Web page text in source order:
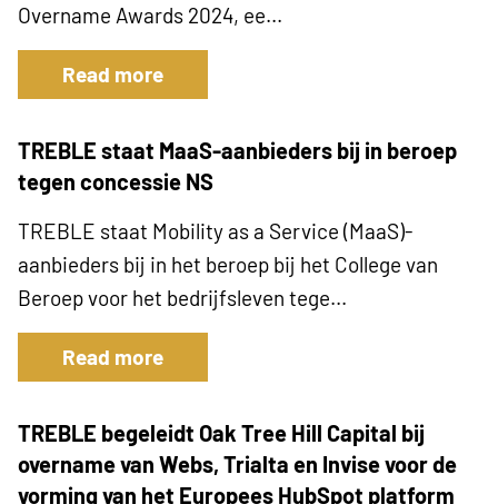
Overname Awards 2024, ee...
Read more
TREBLE staat MaaS-aanbieders bij in beroep
tegen concessie NS
TREBLE staat Mobility as a Service (MaaS)-
aanbieders bij in het beroep bij het College van
Beroep voor het bedrijfsleven tege...
Read more
TREBLE begeleidt Oak Tree Hill Capital bij
overname van Webs, Trialta en Invise voor de
vorming van het Europees HubSpot platform